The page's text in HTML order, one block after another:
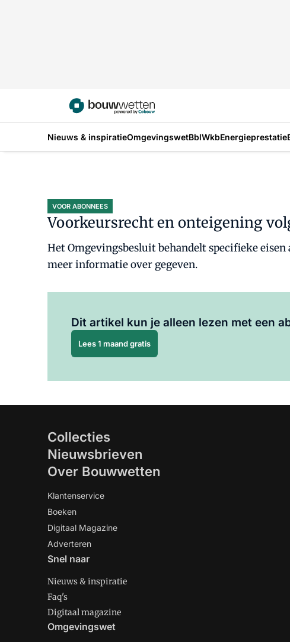
Nieuws & inspiratieOmgevingswetBblWkbEnergieprestatie
VOOR ABONNEES
Voorkeursrecht en onteigening
Het Omgevingsbesluit behandelt specifieke
meer informatie over gegeven.
Dit artikel kun je alleen lezen met een
Lees 1 maand gratis
Collecties
Nieuwsbrieven
Over Bouwwetten
Klantenservice
Boeken
Digitaal Magazine
Adverteren
Snel naar
Nieuws & inspiratie
Faq's
Digitaal magazine
Omgevingswet